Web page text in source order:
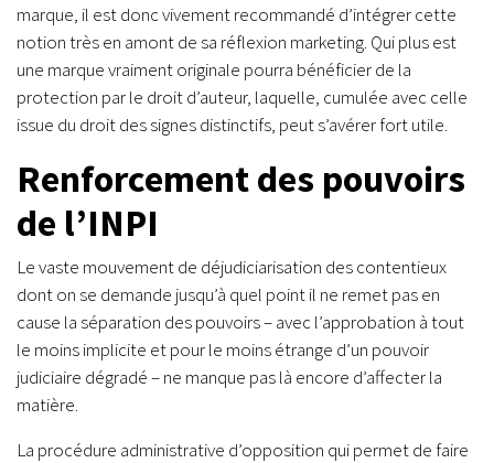
marque, il est donc vivement recommandé d’intégrer cette
notion très en amont de sa réflexion marketing. Qui plus est
une marque vraiment originale pourra bénéficier de la
protection par le droit d’auteur, laquelle, cumulée avec celle
issue du droit des signes distinctifs, peut s’avérer fort utile.
Renforcement des pouvoirs
de l’INPI
Le vaste mouvement de déjudiciarisation des contentieux
dont on se demande jusqu’à quel point il ne remet pas en
cause la séparation des pouvoirs – avec l’approbation à tout
le moins implicite et pour le moins étrange d’un pouvoir
judiciaire dégradé – ne manque pas là encore d’affecter la
matière.
La procédure administrative d’opposition qui permet de faire